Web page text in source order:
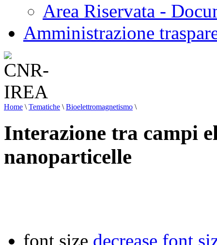
Area Riservata -
Amministrazione
Home \ Tematiche \ Bioelettromagnetismo \
Interazione tra campi
nanoparticelle
font size decrease font